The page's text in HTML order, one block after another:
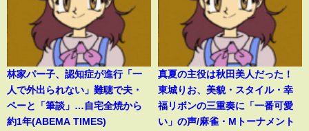
林家パー子、認知症が進行「一
人で外出られない」難聴で夫・
ペーと「筆談」…自宅全焼から
約1年(ABEMA TIMES)
真夏の主役は秋田美人だった！
東城りお、美貌・スタイル・幸
福リボンの三重奏に「一番可愛
い」の声/麻雀・Mトーナメント